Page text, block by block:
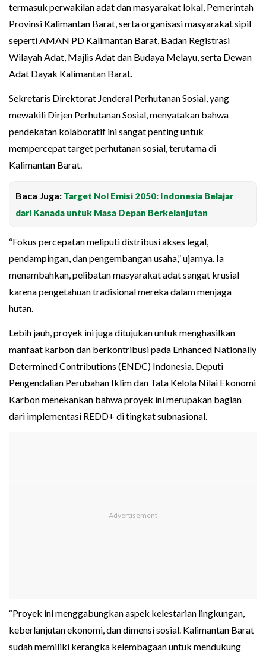
termasuk perwakilan adat dan masyarakat lokal, Pemerintah
Provinsi Kalimantan Barat, serta organisasi masyarakat sipil
seperti AMAN PD Kalimantan Barat, Badan Registrasi
Wilayah Adat, Majlis Adat dan Budaya Melayu, serta Dewan
Adat Dayak Kalimantan Barat.
Sekretaris Direktorat Jenderal Perhutanan Sosial, yang
mewakili Dirjen Perhutanan Sosial, menyatakan bahwa
pendekatan kolaboratif ini sangat penting untuk
mempercepat target perhutanan sosial, terutama di
Kalimantan Barat.
Baca Juga: Target Nol Emisi 2050: Indonesia Belajar
dari Kanada untuk Masa Depan Berkelanjutan
“Fokus percepatan meliputi distribusi akses legal,
pendampingan, dan pengembangan usaha,” ujarnya. Ia
menambahkan, pelibatan masyarakat adat sangat krusial
karena pengetahuan tradisional mereka dalam menjaga
hutan.
Lebih jauh, proyek ini juga ditujukan untuk menghasilkan
manfaat karbon dan berkontribusi pada Enhanced Nationally
Determined Contributions (ENDC) Indonesia. Deputi
Pengendalian Perubahan Iklim dan Tata Kelola Nilai Ekonomi
Karbon menekankan bahwa proyek ini merupakan bagian
dari implementasi REDD+ di tingkat subnasional.
“Proyek ini menggabungkan aspek kelestarian lingkungan,
keberlanjutan ekonomi, dan dimensi sosial. Kalimantan Barat
sudah memiliki kerangka kelembagaan untuk mendukung